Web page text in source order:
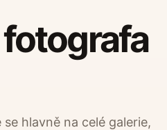
hlavně na celé galerie,